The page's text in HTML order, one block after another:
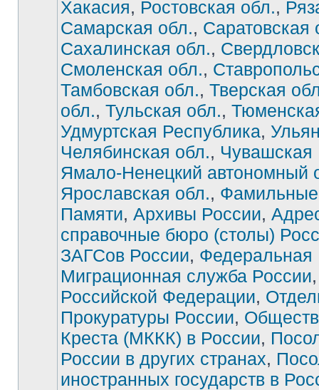
Хакасия, Ростовская обл.,
Самарская обл., Саратовская
Сахалинская обл.,
Смоленская обл.,
Тамбовская обл., Тверская
обл., Тульская обл.,
Удмуртская Республика,
Челябинская обл., Чувашская
Ямало-Ненецкий автономный
Ярославская обл., Фамильные
Памяти, Архивы России,
справочные бюро (столы)
ЗАГСов России, Федеральная
Миграционная служба России
Российской Федерации,
Прокуратуры России,
Креста (МККК) в России,
России в других странах,
иностранных государств в